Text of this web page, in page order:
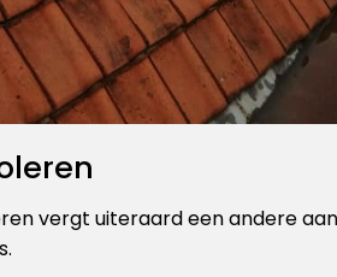
vergt uiteraard een andere